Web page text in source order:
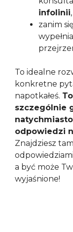
infolinii,
zanim
To idealne
konkretne
napotkałeś.
szczególnie
odpowiedzi
Znajdziesz
a być może
wyjaśnione!